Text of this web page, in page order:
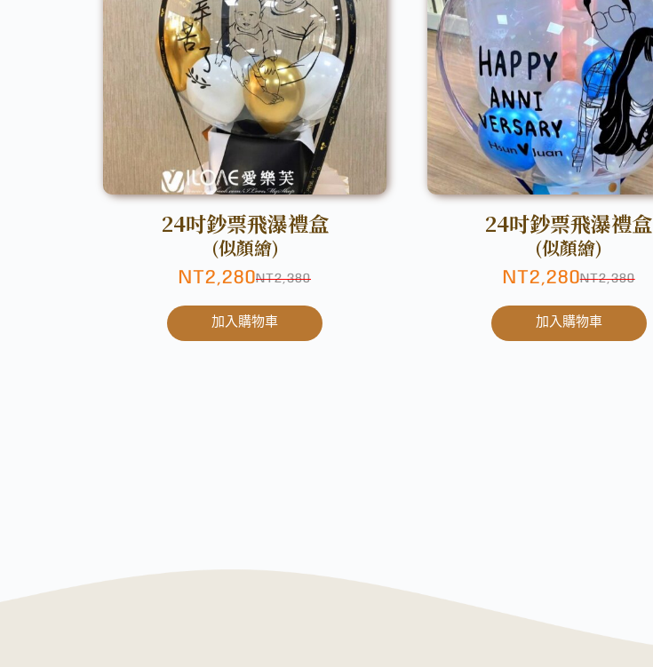
24吋鈔票飛瀑禮盒
(似顏繪)
NT2,380
NT2,280
加入購物車
24吋鈔票飛瀑禮盒
(似顏繪)
NT2,380
NT2,280
加入購物車